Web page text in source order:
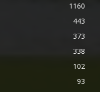
1160
443
373
338
102
93